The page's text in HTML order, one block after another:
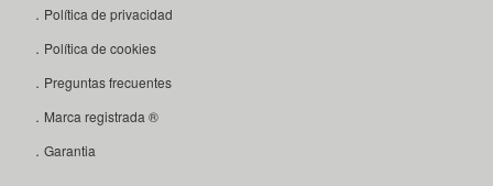
．Política de privacidad
．Política de cookies
．Preguntas frecuentes
．Marca registrada ®
．Garantia